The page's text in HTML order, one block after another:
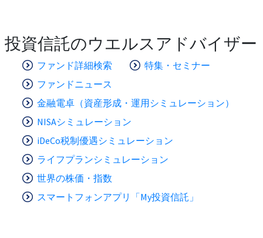
投資信託のウエルスアドバイザー
ファンド詳細検索
特集・セミナー
ファンドニュース
金融電卓（資産形成・運用シミュレーション）
NISAシミュレーション
iDeCo税制優遇シミュレーション
ライフプランシミュレーション
世界の株価・指数
スマートフォンアプリ「My投資信託」